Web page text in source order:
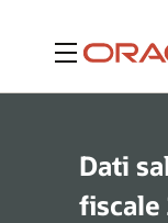
Menu
Dati
fiscale